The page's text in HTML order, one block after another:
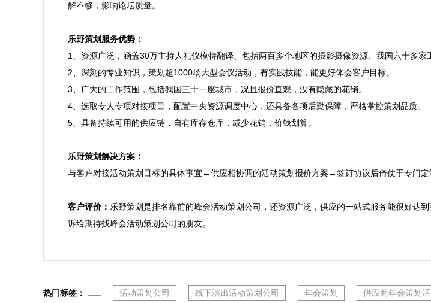
解不够，影响论坛质量。
乐野策划服务优势：
1、资源广泛，涵盖30万主持人礼仪模特翻译、包括两百多个地区的摄影摄像资源、我国六十多
2、深刻的专业知识，策划超1000场大型会议活动，有实践技能，能更好体会客户目标。
3、广大的工作范围，包括我国三十一座城市，况且报价直观，没有隐藏的花销。
4、选取专人专项对接项目，配置中央资源调度中心，还具备各项后勤保障，严格掌控策划品质。
5、具备持续可用的供应链，自有库存仓库，减少花销，价钱划算。
乐野策划解决方案：
与客户对接活动策划目标的具体事宜→供应相协调的活动策划报价方案→签订协议后倚仗于专门
客户评价： 乐野策划是排名靠前的峰会活动策划公司，还资源广泛，供应的一站式服务能很好达
诉给期待找峰会活动策划公司的朋友。
热门标签： 活动策划公司 线下演出活动策划公司 年会策划 供应商年会策划